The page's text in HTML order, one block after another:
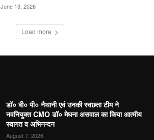
June 13, 2026
Load more
डॉ० बी० पी० नैथानी एवं उनकी स्वछता टीम ने
नवनियुक्त CMO डॉ० मेघना असवाल का किया आत्मीय
स्वागत व अभिनन्दन
August 7, 2026